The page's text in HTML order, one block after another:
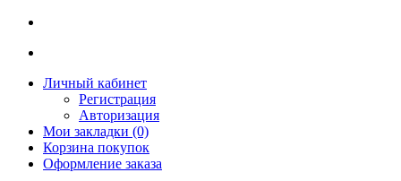
Личный кабинет
Регистрация
Авторизация
Мои закладки (0)
Корзина покупок
Оформление заказа